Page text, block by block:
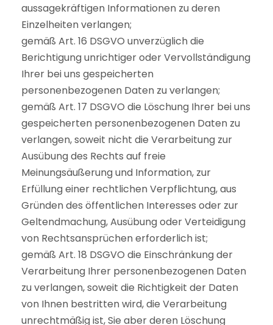
aussagekräftigen Informationen zu deren
Einzelheiten verlangen;
gemäß Art. 16 DSGVO unverzüglich die
Berichtigung unrichtiger oder Vervollständigung
Ihrer bei uns gespeicherten
personenbezogenen Daten zu verlangen;
gemäß Art. 17 DSGVO die Löschung Ihrer bei uns
gespeicherten personenbezogenen Daten zu
verlangen, soweit nicht die Verarbeitung zur
Ausübung des Rechts auf freie
Meinungsäußerung und Information, zur
Erfüllung einer rechtlichen Verpflichtung, aus
Gründen des öffentlichen Interesses oder zur
Geltendmachung, Ausübung oder Verteidigung
von Rechtsansprüchen erforderlich ist;
gemäß Art. 18 DSGVO die Einschränkung der
Verarbeitung Ihrer personenbezogenen Daten
zu verlangen, soweit die Richtigkeit der Daten
von Ihnen bestritten wird, die Verarbeitung
unrechtmäßig ist, Sie aber deren Löschung